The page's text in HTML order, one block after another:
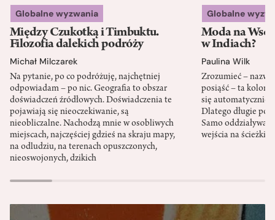
Globalne wyzwania
Między Czukotką i Timbuktu.
Filozofia dalekich podróży
Michał Milczarek
Na pytanie, po co podróżuję, najchętniej
odpowiadam – po nic. Geografia to obszar
doświadczeń źródłowych. Doświadczenia te
pojawiają się nieoczekiwanie, są
nieobliczalne. Nachodzą mnie w osobliwych
miejscach, najczęściej gdzieś na skraju mapy,
na odludziu, na terenach opuszczonych,
nieoswojonych, dzikich
Globalne
Moda na
w Indiach?
Paulina Wilk
Zrozumieć –
posiąść – ta
się automatycznie,
Dlatego długie
Samo
wejścia na ścieżki